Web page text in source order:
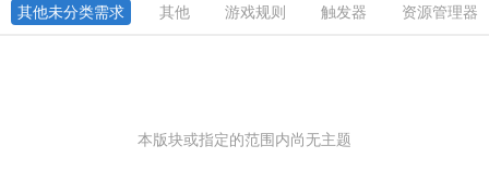
其他未分类需求 其他 游戏规则 触发器 资源管理器
本版块或指定的范围内尚无主题